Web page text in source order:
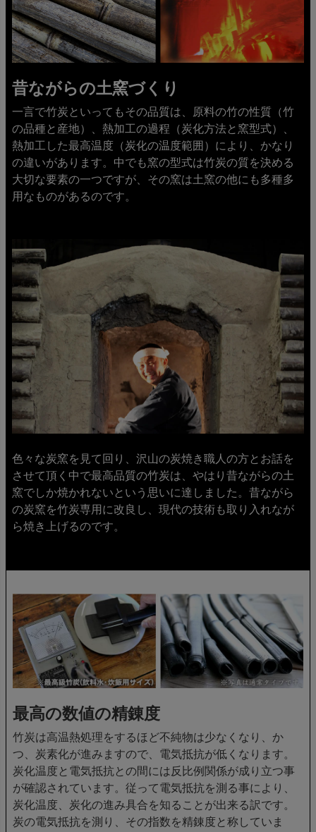
昔ながらの土窯づくり
一言で竹炭といってもその品質は、原料の竹の性質（竹
の品種と産地）、熱加工の過程（炭化方法と窯型式）、
熱加工した最高温度（炭化の温度範囲）により、かなり
の違いがあります。中でも窯の型式は竹炭の質を決める
大切な要素の一つですが、その窯は土窯の他にも多種多
用なものがあるのです。
色々な炭窯を見て回り、沢山の炭焼き職人の方とお話を
させて頂く中で最高品質の竹炭は、やはり昔ながらの土
窯でしか焼かれないという思いに達しました。昔ながら
の炭窯を竹炭専用に改良し、現代の技術も取り入れなが
ら焼き上げるのです。
最高の数値の精錬度
竹炭は高温熱処理をするほど不純物は少なくなり、か
つ、炭素化が進みますので、電気抵抗が低くなります。
炭化温度と電気抵抗との間には反比例関係が成り立つ事
が確認されています。従って電気抵抗を測る事により、
炭化温度、炭化の進み具合を知ることが出来る訳です。
炭の電気抵抗を測り、その指数を精錬度と称していま